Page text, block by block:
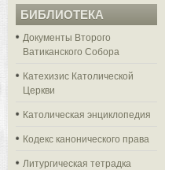
БИБЛИОТЕКА
Документы Второго
Ватиканского Собора
Катехизис Католической
Церкви
Католическая энциклопедия
Кодекс канонического права
Литургическая тетрадка